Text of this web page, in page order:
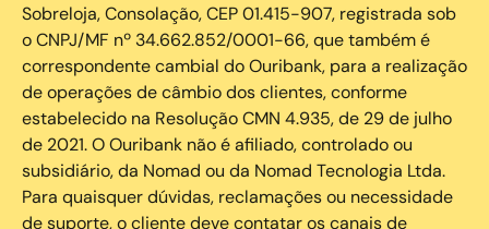
Sobreloja, Consolação, CEP 01.415-907, registrada sob
o CNPJ/MF nº 34.662.852/0001-66, que também é
correspondente cambial do Ouribank, para a realização
de operações de câmbio dos clientes, conforme
estabelecido na Resolução CMN 4.935, de 29 de julho
de 2021. O Ouribank não é afiliado, controlado ou
subsidiário, da Nomad ou da Nomad Tecnologia Ltda.
Para quaisquer dúvidas, reclamações ou necessidade
de suporte, o cliente deve contatar os canais de